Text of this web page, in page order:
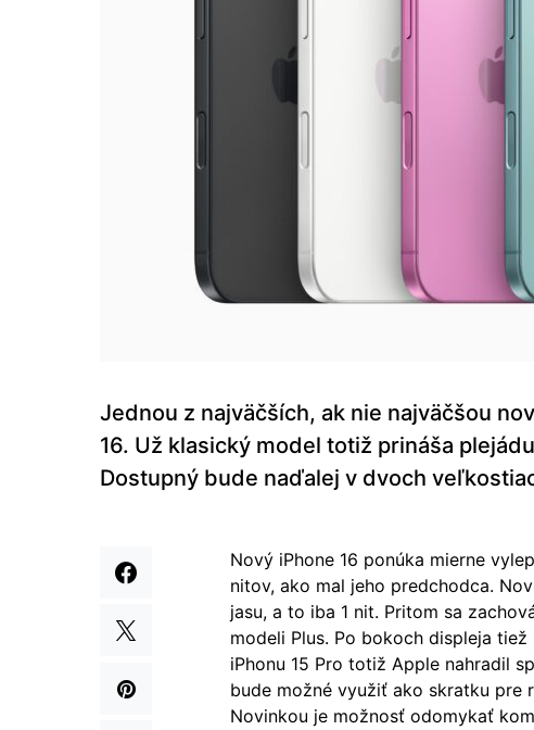
Jednou z najväčších, ak nie najväčšou
16. Už klasický model totiž prináša
Dostupný bude naďalej v dvoch
Nový iPhone 16 ponúka mierne
nitov, ako mal jeho predchodca.
jasu, a to iba 1 nit. Pritom sa
modeli Plus. Po bokoch displeja
iPhonu 15 Pro totiž Apple nahradil
bude možné využiť ako skratku pre
Novinkou je možnosť odomykať